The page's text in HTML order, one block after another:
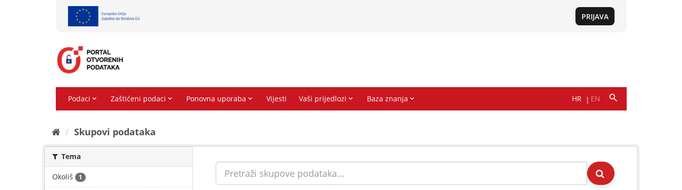
Skupovi podаtаkа
Tema
Okoliš 1